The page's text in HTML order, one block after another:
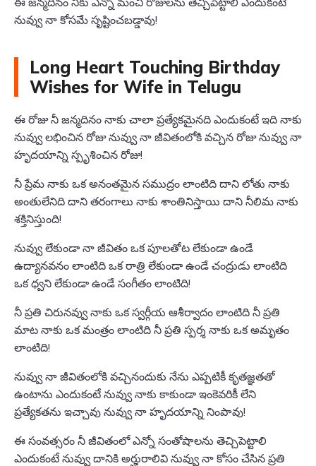
నువ్వు నా కోసమే సృష్టించబడ్డావు!
Long Heart Touching Birthday
Wishes for Wife in Telugu
ఈ రోజు నీ జన్మదినం నాకు చాలా ప్రత్యేకమైనది ఎందుకంటే ఇది నాకు
నువ్వు లభించిన రోజు నువ్వు నా జీవితంలోకి వచ్చిన రోజు నువ్వు నా
హృదయాన్ని స్పృశించిన రోజు!
నీ ప్రేమ నాకు ఒక అనంతమైన సముద్రం లాంటిది దాని లోతు నాకు
అంతులేనిది దాని తరంగాలు నాకు శాంతినిస్తాయి దాని నీలిమ నాకు
శక్తినిస్తుంది!
నువ్వు లేకుండా నా జీవితం ఒక పూలతోట లేకుండా ఉండే
ఉద్యానవనం లాంటిది ఒక రాత్రి లేకుండా ఉండే చంద్రుడు లాంటిది
ఒక ధ్వని లేకుండా ఉండే సంగీతం లాంటిది!
నీ ప్రతి చిరునవ్వు నాకు ఒక స్వర్గీయ ఆశీర్వాదం లాంటిది నీ ప్రతి
మాట నాకు ఒక మంత్రం లాంటిది నీ ప్రతి స్పర్శ నాకు ఒక అమృతం
లాంటిది!
నువ్వు నా జీవితంలోకి వచ్చినందుకు నేను ఎప్పటికీ కృతజ్ఞతతో
ఉంటాను ఎందుకంటే నువ్వు నాకు కాకుండా ఇంకెవరికీ లేని
ప్రత్యేకతను ఇచ్చావు నువ్వు నా హృదయాన్ని నింపావు!
ఈ సంవత్సరం నీ జీవితంలో ఎన్నో సంతోషాలను తెచ్చిపెట్టాలి
ఎందుకంటే నువ్వు దానికి అర్హురాలివి నువ్వు నా కోసం చేసిన ప్రతి